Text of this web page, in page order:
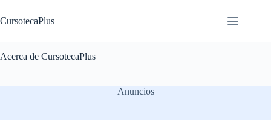
al
contenido
CursotecaPlus
Acerca de CursotecaPlus
Anuncios